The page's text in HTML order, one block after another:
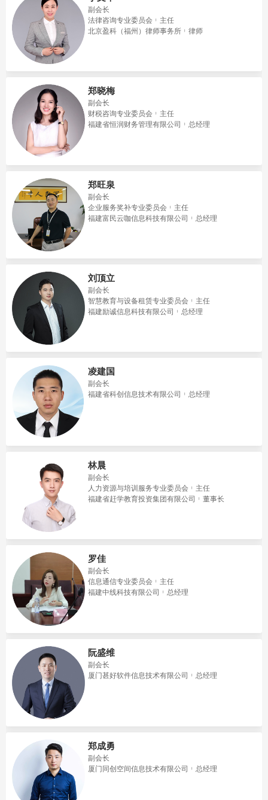
副会长
法律咨询专业委员会
主任
北京盈科（福州）律师事务所
律师
郑晓梅
副会长
财税咨询专业委员会
主任
福建省恒润财务管理有限公司
总经理
郑旺泉
副会长
企业服务奖补专业委员会
主任
福建富民云咖信息科技有限公司
总经理
刘顶立
副会长
智慧教育与设备租赁专业委员会
主任
福建励诚信息科技有限公司
总经理
凌建国
副会长
福建省科创信息技术有限公司
总经理
林晨
副会长
人力资源与培训服务专业委员会
主任
福建省赶学教育投资集团有限公司
董事长
罗佳
副会长
信息通信专业委员会
主任
福建中线科技有限公司
总经理
阮盛维
副会长
厦门甚好软件信息技术有限公司
总经理
郑成勇
副会长
​厦门同创空间信息技术有限公司
总经理